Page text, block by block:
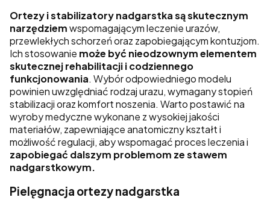
Ortezy i stabilizatory nadgarstka są skutecznym
narzędziemwspomagającym leczenie urazów,
przewlekłych schorzeń oraz zapobiegającym kontuzjom.
Ich stosowanie może być nieodzownym elementem
skutecznej rehabilitacji i codziennego
funkcjonowania. Wybór odpowiedniego modelu
powinien uwzględniać rodzaj urazu, wymagany stopień
stabilizacji oraz komfort noszenia. Warto postawić na
wyroby medyczne wykonane z wysokiej jakości
materiałów, zapewniające anatomiczny kształt i
możliwość regulacji, aby wspomagać proces leczenia i
zapobiegać dalszym problemom ze stawem
nadgarstkowym.
Pielęgnacja ortezy nadgarstka